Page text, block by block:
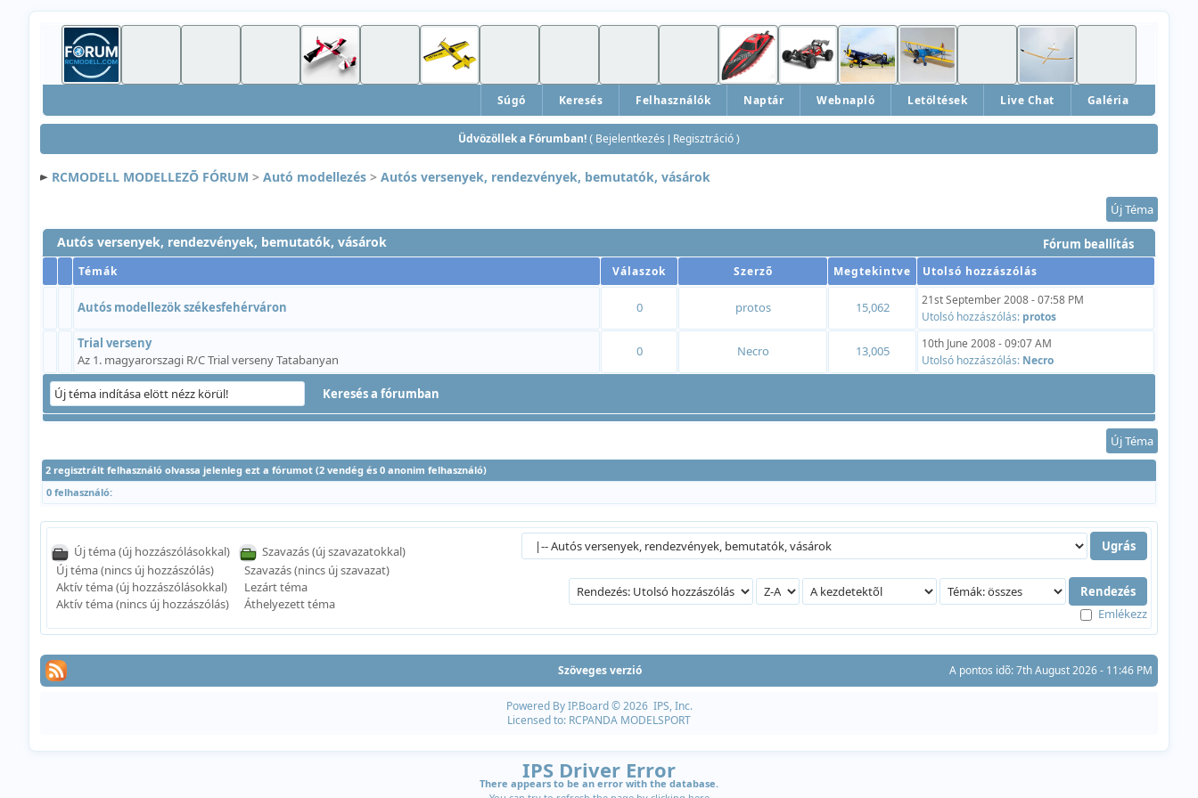
Súgó Keresés Felhasználók Naptár Webnapló Letöltések Live Chat Galéria
Üdvözöllek a Fórumban! ( Bejelentkezés Regisztráció )
RCMODELL MODELLEZÕ FÓRUM > Autó modellezés > Autós versenyek, rendezvények, bemutatók, vásárok
Új Téma
Autós versenyek, rendezvények, bemutatók, vásárok Fórum beallítás
Témák Válaszok Szerzõ Megtekintve Utolsó hozzászólás
Autós modellezök székesfehérváron 0 protos 15,062
21st September 2008 - 07:58 PM
Utolsó hozzászólás: protos
Trial verseny
Az 1. magyarorszagi R/C Trial verseny Tatabanyan
0 Necro 13,005
10th June 2008 - 09:07 AM
Utolsó hozzászólás: Necro
Új Téma
2 regisztrált felhasználó olvassa jelenleg ezt a fórumot (2 vendég és 0 anonim felhasználó)
0 felhasználó:
Új téma (új hozzászólásokkal)
Új téma (nincs új hozzászólás)
Aktív téma (új hozzászólásokkal)
Aktív téma (nincs új hozzászólás)
Szavazás (új szavazatokkal)
Szavazás (nincs új szavazat)
Lezárt téma
Áthelyezett téma
Emlékezz
Szöveges verzió A pontos idõ: 7th August 2026 - 11:46 PM
Powered ByIP.Board© 2026 IPS, Inc.
Licensed to: RCPANDA MODELSPORT
IPS Driver Error
There appears to be an error with the database.